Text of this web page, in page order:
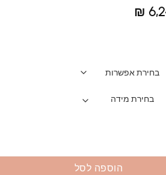
₪
הוספה לסל